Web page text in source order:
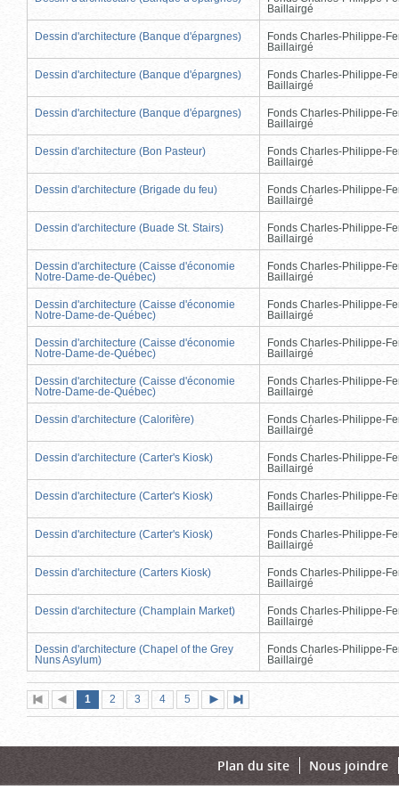
Baillairgé
Dessin d'architecture (Banque d'épargnes)
Fonds Charles-Philippe-
Baillairgé
Dessin d'architecture (Banque d'épargnes)
Fonds Charles-Philippe-
Baillairgé
Dessin d'architecture (Banque d'épargnes)
Fonds Charles-Philippe-
Baillairgé
Dessin d'architecture (Bon Pasteur)
Fonds Charles-Philippe-
Baillairgé
Dessin d'architecture (Brigade du feu)
Fonds Charles-Philippe-
Baillairgé
Dessin d'architecture (Buade St. Stairs)
Fonds Charles-Philippe-
Baillairgé
Dessin d'architecture (Caisse d'économie
Notre-Dame-de-Québec)
Fonds Charles-Philippe-
Baillairgé
Dessin d'architecture (Caisse d'économie
Notre-Dame-de-Québec)
Fonds Charles-Philippe-
Baillairgé
Dessin d'architecture (Caisse d'économie
Notre-Dame-de-Québec)
Fonds Charles-Philippe-
Baillairgé
Dessin d'architecture (Caisse d'économie
Notre-Dame-de-Québec)
Fonds Charles-Philippe-
Baillairgé
Dessin d'architecture (Calorifère)
Fonds Charles-Philippe-
Baillairgé
Dessin d'architecture (Carter's Kiosk)
Fonds Charles-Philippe-
Baillairgé
Dessin d'architecture (Carter's Kiosk)
Fonds Charles-Philippe-
Baillairgé
Dessin d'architecture (Carter's Kiosk)
Fonds Charles-Philippe-
Baillairgé
Dessin d'architecture (Carters Kiosk)
Fonds Charles-Philippe-
Baillairgé
Dessin d'architecture (Champlain Market)
Fonds Charles-Philippe-
Baillairgé
Dessin d'architecture (Chapel of the Grey
Nuns Asylum)
Fonds Charles-Philippe-
Baillairgé
Première
page
Page
précédente
Page
1 (page
actuelle)
Page
2 Page
3 Page
4 Page
5
suivante
page
Plan du site Nous joindre